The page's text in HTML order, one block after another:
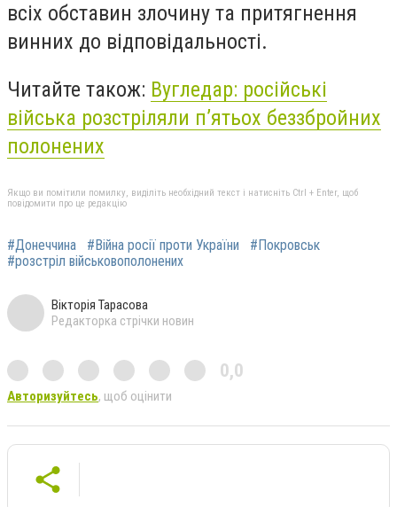
всіх обставин злочину та притягнення
винних до відповідальності.
Читайте також: Вугледар: російські
війська розстріляли п’ятьох беззбройних
полонених
Якщо ви помітили помилку, виділіть необхідний текст і натисніть Ctrl + Enter, щоб
повідомити про це редакцію
#Донеччина #Війна росії проти України
#Покровськ
#розстріл військовополонених
Вікторія Тарасова
Редакторка стрічки новин
0,0
Авторизуйтесь, щоб оцінити